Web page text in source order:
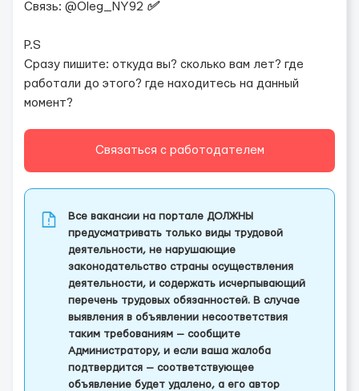
Связь: @Oleg_NY92 ✅
P.S
Сразу пишите: откуда вы? сколько вам лет? где
работали до этого? где находитесь на данный
момент?
Связаться с работодателем
Все вакансии на портале ДОЛЖНЫ
предусматривать только виды трудовой
деятельности, не нарушающие
законодательство страны осуществления
деятельности, и содержать исчерпывающий
перечень трудовых обязанностей. В случае
выявления в объявлении несоответствия
таким требованиям — сообщите
Администратору, и если ваша жалоба
подтвердится — соответствующее
объявление будет удалено, а его автор